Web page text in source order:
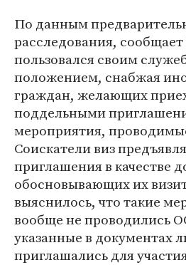
По данным
расследования,
пользовался своим
положением, снабжая
граждан, желающих
поддельными
мероприятия,
Соискатели виз
приглашения в качестве
обосновывающих их
выяснилось, что такие
вообще не проводились
указанные в документах
приглашались для